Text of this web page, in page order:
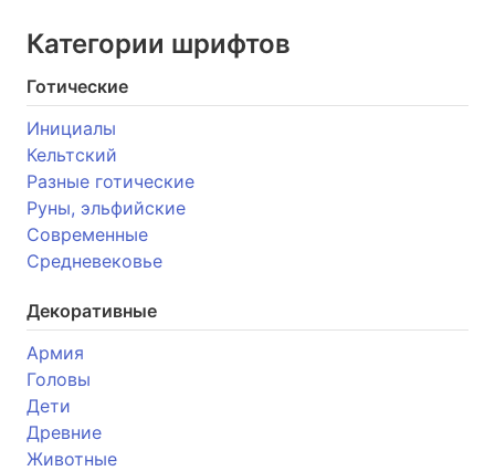
Категории шрифтов
Готические
Инициалы
Кельтский
Разные готические
Руны, эльфийские
Современные
Средневековье
Декоративные
Армия
Головы
Дети
Древние
Животные